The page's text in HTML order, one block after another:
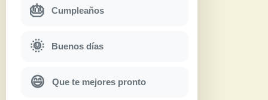
🎂 Cumpleaños
🌞 Buenos días
😄 Que te mejores pronto